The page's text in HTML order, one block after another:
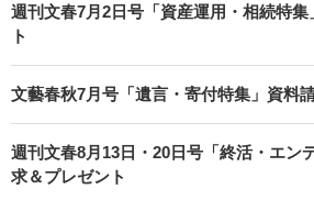
週刊文春7月2日号「資産運用・相続特
ト
文藝春秋7月号「遺言・寄付特集」資料
週刊文春8月13日・20日号「終活・エン
求＆プレゼント